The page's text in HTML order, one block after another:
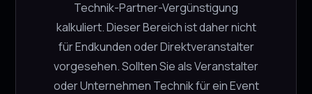
SHOP BY:
Webergutstrasse 4
3052 Zollikofen
Technik-Partner-Vergünstigung
kalkuliert. Dieser Bereich ist daher nicht
für Endkunden oder Direktveranstalter
vorgesehen. Sollten Sie als Veranstalter
oder Unternehmen Technik für ein Event